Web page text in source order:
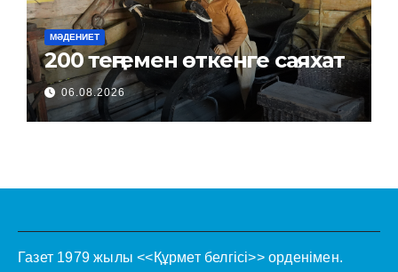
МӘДЕНИЕТ
200 теңгемен өткенге саяхат
06.08.2026
Газет 1979 жылы <<Құрмет белгісі>> орденімен.